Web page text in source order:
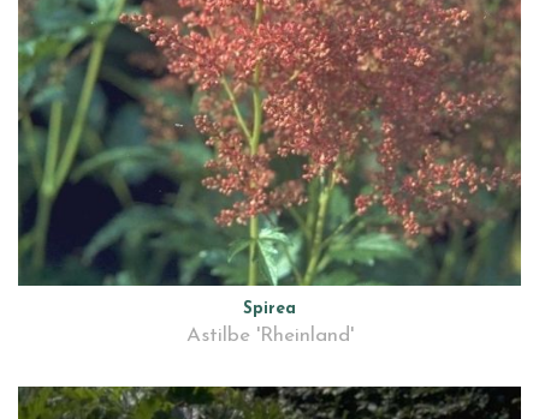
Spirea
Astilbe 'Rheinland'